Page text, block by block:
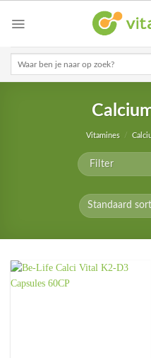
Vitamines /
Filter